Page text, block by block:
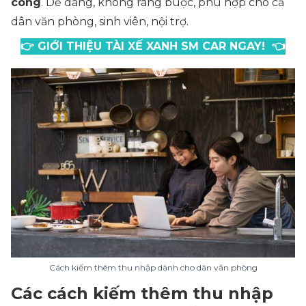
dân văn phòng, sinh viên, nội trợ.
👉 GIỚI THIỆU TÀI XẾ XANH SM CAR NGAY! 👈
Cách kiếm thêm thu nhập dành cho dân văn phòng
Các cách kiếm thêm thu nhập